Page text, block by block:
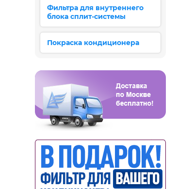
Фильтра для внутреннего
блока сплит-системы
Покраска кондиционера